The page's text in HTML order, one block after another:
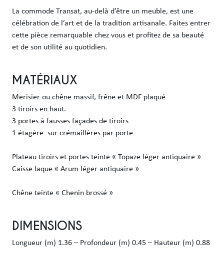
La commode Transat, au-delà d’être un meuble, est une
célébration de l’art et de la tradition artisanale. Faites entrer
cette pièce remarquable chez vous et profitez de sa beauté
et de son utilité au quotidien.
MATÉRIAUX
Merisier ou chêne massif, frêne et MDF plaqué
3 tiroirs en haut.
3 portes à fausses façades de tiroirs
1 étagère  sur crémaillères par porte
Plateau tiroirs et portes teinte « Topaze léger antiquaire »
Caisse laque « Arum léger antiquaire »
Chêne teinte « Chenin brossé »
DIMENSIONS
Longueur (m) 1.36 – Profondeur (m) 0.45 – Hauteur (m) 0.88